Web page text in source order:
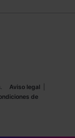
Aviso legal
de